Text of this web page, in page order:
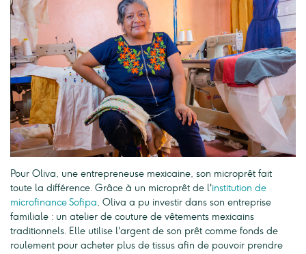
Pour Oliva, une entrepreneuse mexicaine, son microprêt fait
toute la différence. Grâce à un microprêt de l'institution de
microfinance Sofipa, Oliva a pu investir dans son entreprise
familiale : un atelier de couture de vêtements mexicains
traditionnels. Elle utilise l'argent de son prêt comme fonds de
roulement pour acheter plus de tissus afin de pouvoir prendre